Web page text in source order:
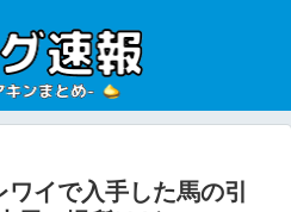
ワイで入手した馬の引